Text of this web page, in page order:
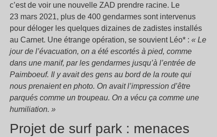
c’est de voir une nouvelle ZAD prendre racine. Le
23 mars 2021, plus de 400 gendarmes sont intervenus
pour déloger les quelques dizaines de zadistes installés
au Carnet. Une étrange opération, se souvient Léo* : « Le
jour de l’évacuation, on a été escortés à pied, comme
dans une manif, par les gendarmes jusqu’à l’entrée de
Paimboeuf. Il y avait des gens au bord de la route qui
nous prenaient en photo. On avait l’impression d’être
parqués comme un troupeau. On a vécu ça comme une
humiliation. »
Projet de surf park : menaces